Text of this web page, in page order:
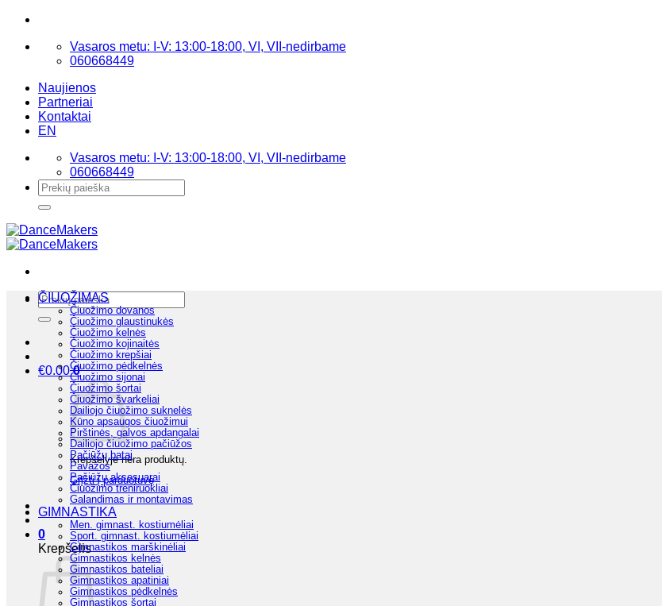
Skip
content
Vasaros metu: I-V: 13:00-18:00, VI, VII-nedirbame
060668449
Naujienos
Partneriai
Kontaktai
EN
Vasaros metu: I-V: 13:00-18:00, VI, VII-nedirbame
060668449
Ieškoti:
Ieškoti:
€0.00 0
Krepšelyje nėra produktų.
Grįžti į parduotuvę
0
Krepšelis
ČIUOŽIMAS
Čiuožimo dovanos
Čiuožimo glaustinukės
Čiuožimo kelnės
Čiuožimo kojinaitės
Čiuožimo krepšiai
Čiuožimo pėdkelnės
Čiuožimo sijonai
Čiuožimo šortai
Čiuožimo švarkeliai
Dailiojo čiuožimo suknelės
Kūno apsaugos čiuožimui
Pirštinės, galvos apdangalai
Dailiojo čiuožimo pačiūžos
Pačiūžų batai
Pavažos
Pačiūžų aksesuarai
Čiuožimo treniruokliai
Galandimas ir montavimas
GIMNASTIKA
Men. gimnast. kostiumėliai
Sport. gimnast. kostiumėliai
Gimnastikos marškinėliai
Gimnastikos kelnės
Gimnastikos bateliai
Gimnastikos apatiniai
Gimnastikos pėdkelnės
Gimnastikos šortai